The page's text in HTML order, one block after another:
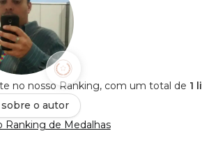
no nosso Ranking, com um total de 1
o autor
Ranking de Medalhas